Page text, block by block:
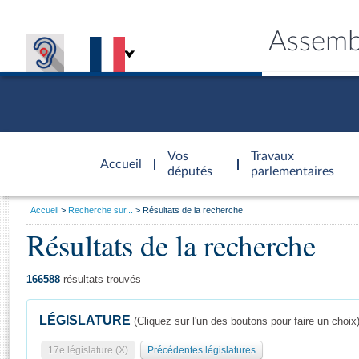
Accueil
d'accueil
Vos
députés
Travaux
parlementaires
Général
Vous
Accueil Recherche sur... Résultats de la recherche
Résultats de la recherche
166588 résultats trouvés
LÉGISLATURE (Cliquez sur l'un des boutons pour faire un choix)
17e législature (X) Précédentes législatures